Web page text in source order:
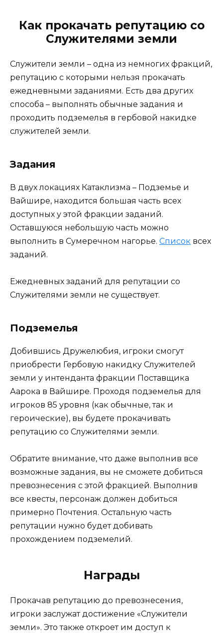
Как прокачать репутацию со
Служителями земли
Служители земли – одна из немногих фракций,
репутацию с которыми нельзя прокачать
ежедневными заданиями. Есть два других
способа – выполнять обычные задания и
проходить подземелья в гербовой накидке
служителей земли.
Задания
В двух локациях Катаклизма – Подземье и
Вайшире, находится большая часть всех
доступных у этой фракции заданий.
Оставшуюся небольшую часть можно
выполнить в Сумеречном нагорье. Список всех
заданий.
Ежедневных заданий для репутации со
Служителями земли не существует.
Подземелья
Добившись Дружелюбия, игроки смогут
приобрести Гербовую накидку Служителей
земли у интенданта фракции Поставщика
Аарока в Вайшире. Проходя подземелья для
игроков 85 уровня (как обычные, так и
героические), вы будете прокачивать
репутацию со Служителями земли.
Обратите внимание, что даже выполнив все
возможные задания, вы не сможете добиться
превознесения с этой фракцией. Выполнив
все квесты, персонаж должен добиться
примерно Почтения. Остальную часть
репутации нужно будет добивать
прохождением подземелий.
Награды
Прокачав репутацию до превознесения,
игроки заслужат достижение «Служители
земли». Это также откроет им доступ к